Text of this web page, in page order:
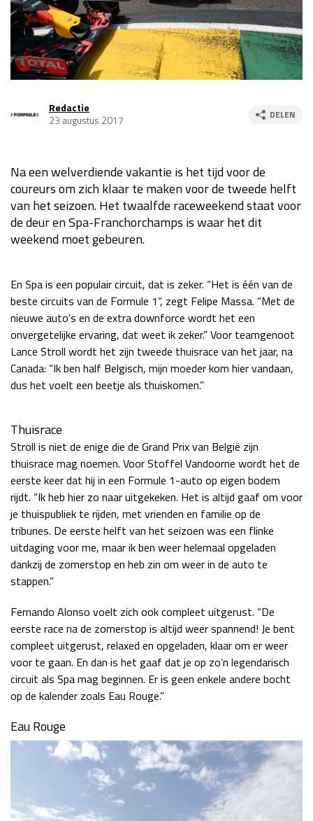
Race
za 13:00 - 15:00
GP VERENIGDE STATEN 2026 23 - 25 okt
GP MEXICO 2026
Kwalificatie
za 22:00 - 23:00
Race
zo 21:00 - 23:00
GP SÃO PAULO 2026 06 - 08 nov
Kwalificatie
za 19:00 - 20:00
Race
zo 18:00 - 20:00
LAS VEGAS GRAND PRIX 2026 20 - 22 nov
Kwalificatie
za 05:00 - 06:00
Race
GP QATAR 2026 27 - 29 nov
Kwalificatie
za 19:00 - 20:00
Race
zo 17:00 - 19:00
GP ABU DHABI 2026 04 - 06 dec
Race
Redactie
23 augustus 2017
DELEN
Na een welverdiende vakantie is het tijd voor de
coureurs om zich klaar te maken voor de tweede helft
van het seizoen. Het twaalfde raceweekend staat voor
de deur en Spa-Franchorchamps is waar het dit
weekend moet gebeuren.
En Spa is een populair circuit, dat is zeker. “Het is één van de
beste circuits van de Formule 1”, zegt Felipe Massa. “Met de
nieuwe auto’s en de extra downforce wordt het een
onvergetelijke ervaring, dat weet ik zeker.” Voor teamgenoot
Lance Stroll wordt het zijn tweede thuisrace van het jaar, na
Canada: “Ik ben half Belgisch, mijn moeder kom hier vandaan,
dus het voelt een beetje als thuiskomen.”
Thuisrace
Stroll is niet de enige die de Grand Prix van België zijn
thuisrace mag noemen. Voor Stoffel Vandoorne wordt het de
eerste keer dat hij in een Formule 1-auto op eigen bodem
rijdt. “Ik heb hier zo naar uitgekeken. Het is altijd gaaf om voor
je thuispubliek te rijden, met vrienden en familie op de
tribunes. De eerste helft van het seizoen was een flinke
uitdaging voor me, maar ik ben weer helemaal opgeladen
dankzij de zomerstop en heb zin om weer in de auto te
stappen.”
Fernando Alonso voelt zich ook compleet uitgerust. “De
eerste race na de zomerstop is altijd weer spannend! Je bent
compleet uitgerust, relaxed en opgeladen, klaar om er weer
voor te gaan. En dan is het gaaf dat je op zo’n legendarisch
circuit als Spa mag beginnen. Er is geen enkele andere bocht
op de kalender zoals Eau Rouge.”
Eau Rouge